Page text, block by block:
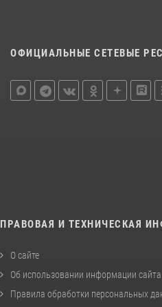
ОФИЦИАЛЬНЫЕ СЕТЕВЫЕ
ПРАВОВАЯ И ТЕХНИЧЕСКАЯ
О сайте
Об использовании информации сайта
Правила обработки персональных